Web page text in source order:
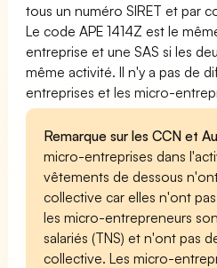
tous un numéro SIRET et par
Le code APE 1414Z est le
entreprise et une SAS si les
même activité. Il n'y a pas de
entreprises et les micro-
Remarque sur les CCN et
micro-entreprises dans
vêtements de dessous
collective car elles n'ont
les micro-entrepreneurs
salariés (TNS) et n'ont pas
collective. Les micro-